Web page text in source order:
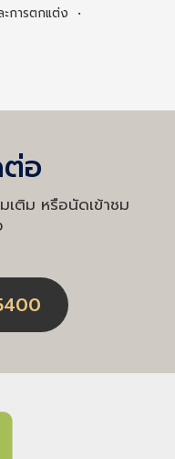
ะการตกแต่ง •
อ
เติม หรือนัดเข้าชม